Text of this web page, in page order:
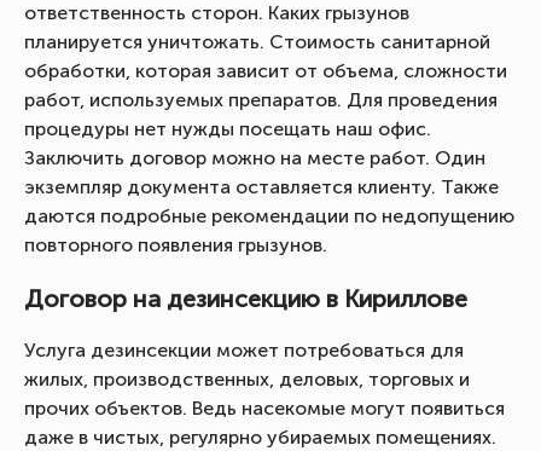
ответственность сторон. Каких грызунов
планируется уничтожать. Стоимость санитарной
обработки, которая зависит от объема, сложности
работ, используемых препаратов. Для проведения
процедуры нет нужды посещать наш офис.
Заключить договор можно на месте работ. Один
экземпляр документа оставляется клиенту. Также
даются подробные рекомендации по недопущению
повторного появления грызунов.
Договор на дезинсекцию в Кириллове
Услуга дезинсекции может потребоваться для
жилых, производственных, деловых, торговых и
прочих объектов. Ведь насекомые могут появиться
даже в чистых, регулярно убираемых помещениях.